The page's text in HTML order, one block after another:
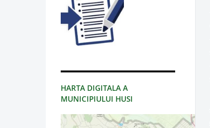
HARTA DIGITALA A
MUNICIPIULUI HUSI